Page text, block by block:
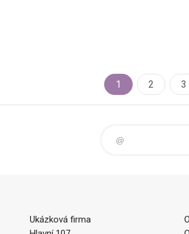
1 2 3
Ukázková firma